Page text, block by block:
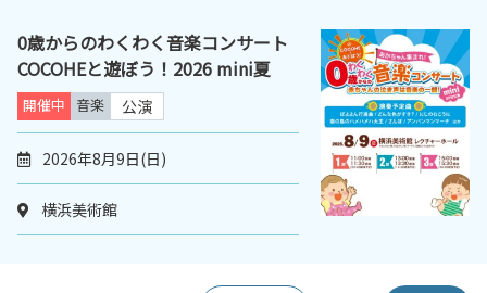
0歳からのわくわく音楽コンサート
COCOHEと遊ぼう！2026 mini夏
開催中 音楽 公演
2026年8月9日(日)
横浜美術館